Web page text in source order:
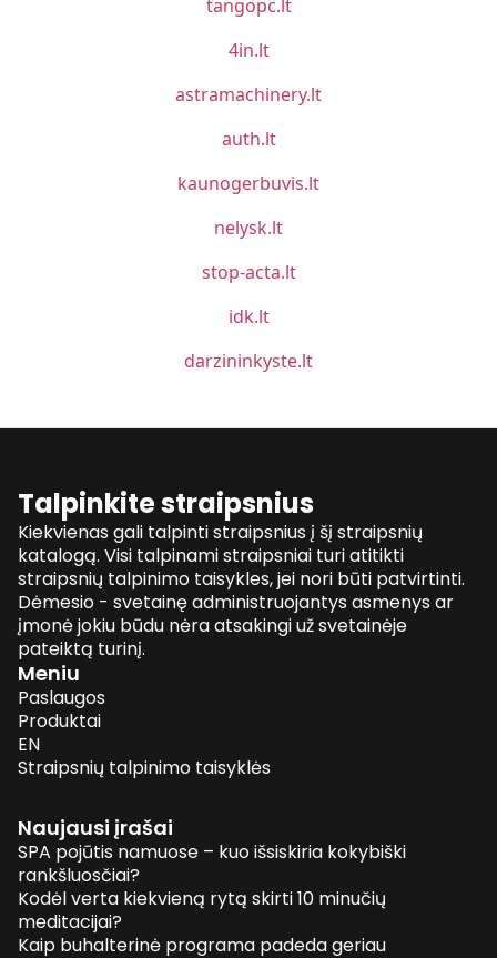
tangopc.lt
4in.lt
astramachinery.lt
auth.lt
kaunogerbuvis.lt
nelysk.lt
stop-acta.lt
idk.lt
darzininkyste.lt
Talpinkite straipsnius
Kiekvienas gali talpinti straipsnius į šį straipsnių
katalogą. Visi talpinami straipsniai turi atitikti
straipsnių talpinimo taisykles, jei nori būti patvirtinti.
Dėmesio - svetainę administruojantys asmenys ar
įmonė jokiu būdu nėra atsakingi už svetainėje
pateiktą turinį.
Meniu
Paslaugos
Produktai
EN
Straipsnių talpinimo taisyklės
Naujausi įrašai
SPA pojūtis namuose – kuo išsiskiria kokybiški
rankšluosčiai?
Kodėl verta kiekvieną rytą skirti 10 minučių
meditacijai?
Kaip buhalterinė programa padeda geriau